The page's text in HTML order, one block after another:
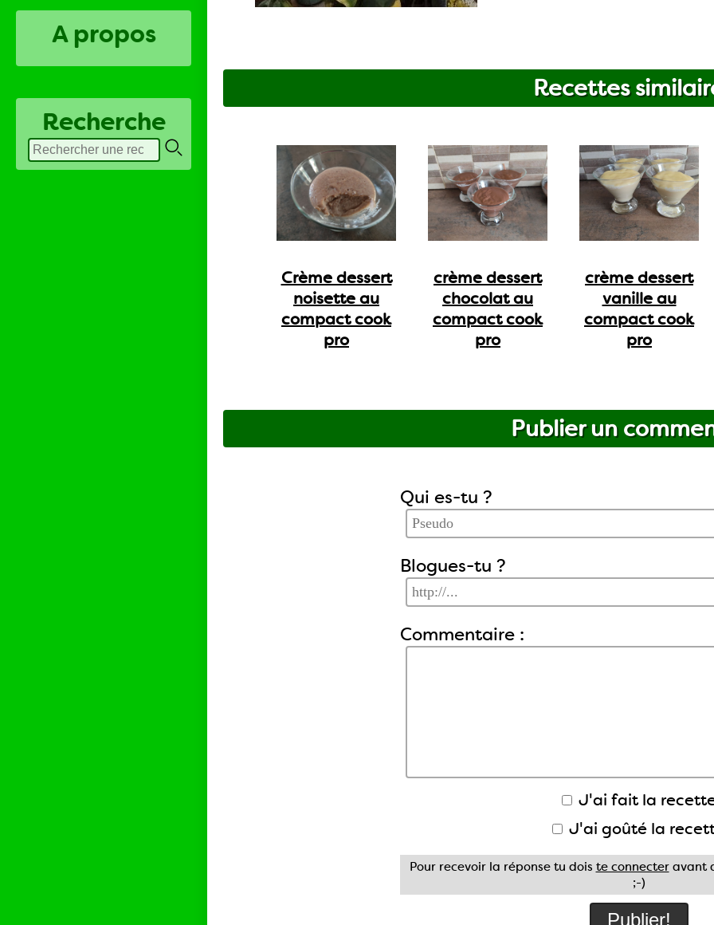
A propos
Recherche
Recettes
Crème dessert
noisette au
compact cook
pro
crème dessert
chocolat au
compact cook
pro
crème dessert
vanille au
compact cook
pro
Publier un
Qui es-tu ?
Blogues-tu ?
Commentaire :
J'ai fait la
J'ai goûté la
Pour recevoir la réponse tu dois te connecteravant
;-)